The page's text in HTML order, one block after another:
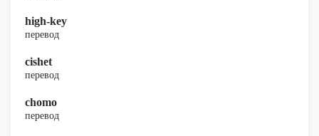
high-key
перевод
cishet
перевод
chomo
перевод